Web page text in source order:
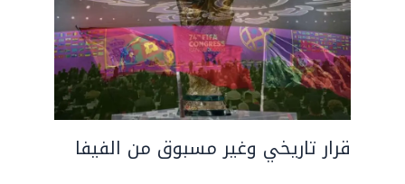
قرار تاريخي وغير مسبوق من الفيفا